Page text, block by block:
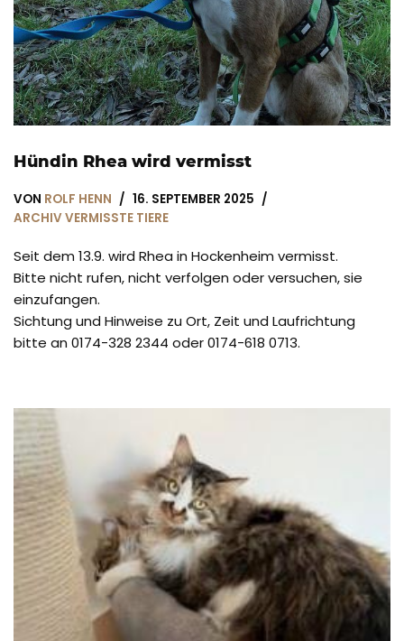
Hündin Rhea wird vermisst
VON ROLF HENN
16. SEPTEMBER 2025
ARCHIV VERMISSTE TIERE
Seit dem 13.9. wird Rhea in Hockenheim vermisst.
Bitte nicht rufen, nicht verfolgen oder versuchen, sie
einzufangen.
Sichtung und Hinweise zu Ort, Zeit und Laufrichtung
bitte an 0174-328 2344 oder 0174-618 0713.